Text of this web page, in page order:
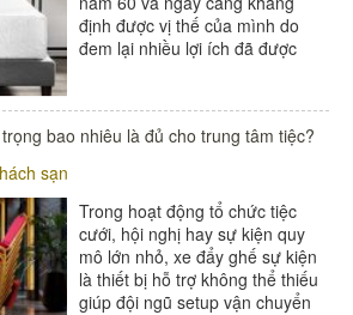
định được vị thế của mình do
đem lại nhiều lợi ích đã được
#giường phụ khách sạn
bao nhiêu là đủ cho trung tâm tiệc?
sạn
Trong hoạt động tổ chức tiệc
cưới, hội nghị hay sự kiện quy
mô lớn nhỏ, xe đẩy ghế sự kiện
là thiết bị hỗ trợ không thể thiếu
giúp đội ngũ setup vận chuyển